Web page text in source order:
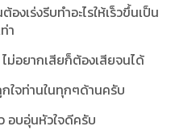
งเร่งรีบทำอะไรให้เร็วขึ้นเป็น
า
ไม่อยากเสียก็ต้องเสียจนได้
ใจท่านในทุกๆด้านครับ
อบอุ่นหัวใจดีครับ